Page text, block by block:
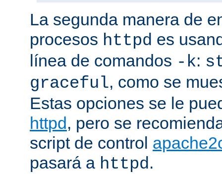
La segunda manera de
procesos httpd es
línea de comandos -k:
graceful, como se
Estas opciones se le
httpd, pero se
script de control
pasará a httpd.